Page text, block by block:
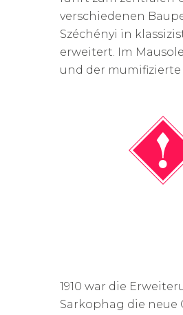
verschiedenen
Széchényi in
erweitert. Im
und der mumifizierte
1910 war die
Sarkophag die neue